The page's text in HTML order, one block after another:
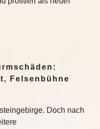
Felsenbühne
Doch nach